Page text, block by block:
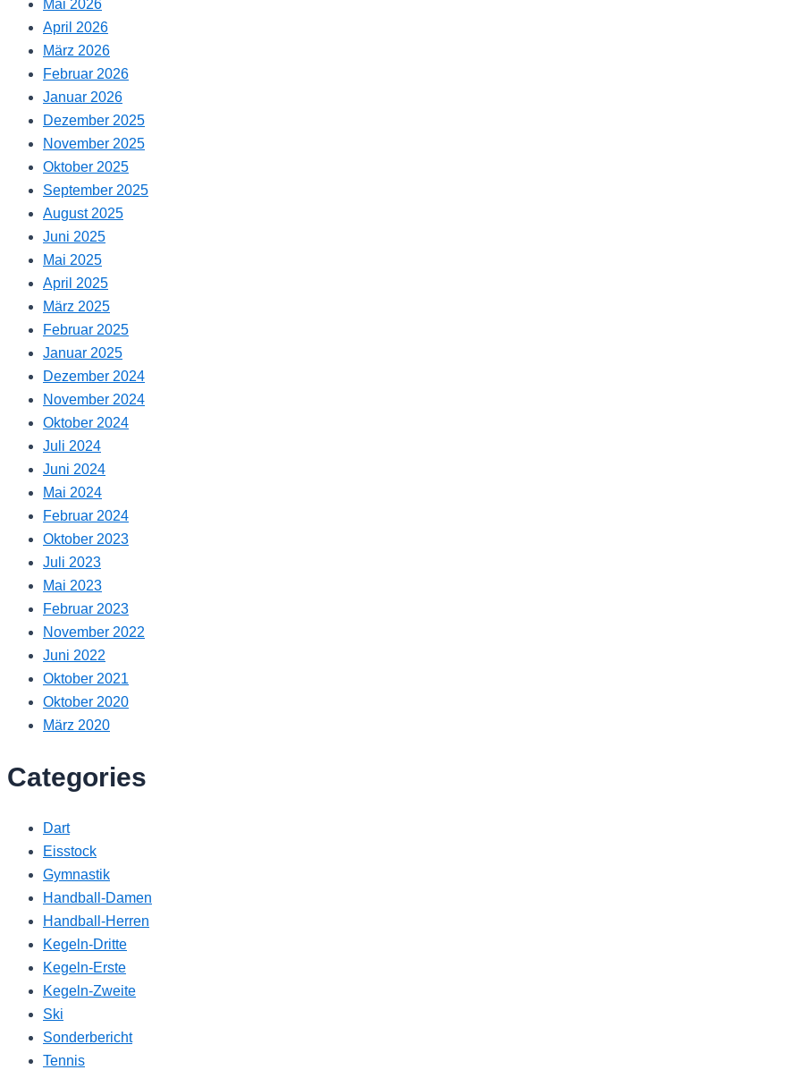
Mai 2026
April 2026
März 2026
Februar 2026
Januar 2026
Dezember 2025
November 2025
Oktober 2025
September 2025
August 2025
Juni 2025
Mai 2025
April 2025
März 2025
Februar 2025
Januar 2025
Dezember 2024
November 2024
Oktober 2024
Juli 2024
Juni 2024
Mai 2024
Februar 2024
Oktober 2023
Juli 2023
Mai 2023
Februar 2023
November 2022
Juni 2022
Oktober 2021
Oktober 2020
März 2020
Categories
Dart
Eisstock
Gymnastik
Handball-Damen
Handball-Herren
Kegeln-Dritte
Kegeln-Erste
Kegeln-Zweite
Ski
Sonderbericht
Tennis